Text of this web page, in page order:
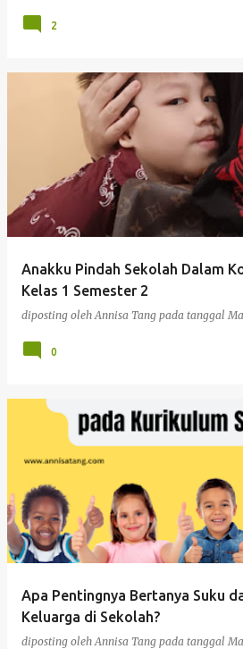
2
Anakku Pindah Sekolah Dalam
Kelas 1 Semester 2
diposting olehAnnisa Tang pada tanggal
0
Apa Pentingnya Bertanya Suku
Keluarga di Sekolah?
diposting olehAnnisa Tang pada tanggal